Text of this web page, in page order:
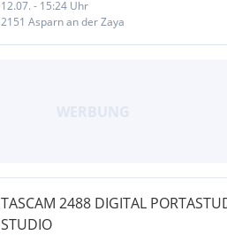
bit)...
12.07. - 15:24 Uhr
2151 Asparn an der Zaya
TASCAM 2488 DIGITAL
STUDIO